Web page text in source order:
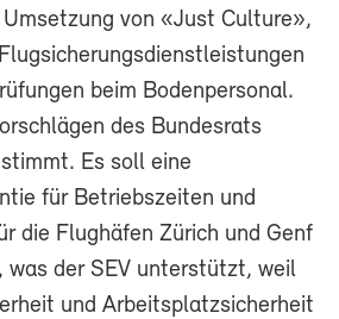
von «Just Culture»,
beim Bodenpersonal.
des Bundesrats
Es soll eine
für Betriebszeiten und
die Flughäfen Zürich und Genf
was der SEV unterstützt, weil
und Arbeitsplatzsicherheit